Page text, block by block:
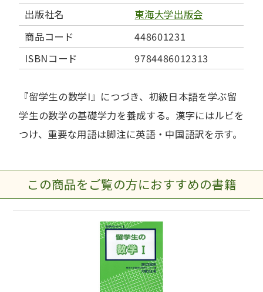
出版社名
東海大学出版会
商品コード
448601231
ISBNコード
9784486012313
『留学生の数学I』につづき、初級日本語を学ぶ留
学生の数学の基礎学力を養成する。漢字にはルビを
つけ、重要な用語は脚注に英語・中国語訳を示す。
この商品をご覧の方におすすめの書籍